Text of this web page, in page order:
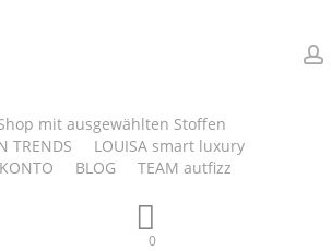
mit ausgewählten Stoffen
TRENDS
LOUISA smart luxury
BLOG
TEAM autfizz
0